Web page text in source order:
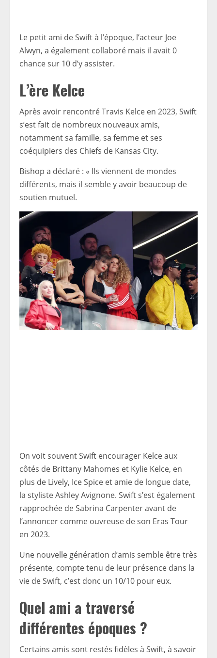
Le petit ami de Swift à l’époque, l’acteur Joe
Alwyn, a également collaboré mais il avait 0
chance sur 10 d’y assister.
L’ère Kelce
Après avoir rencontré Travis Kelce en 2023, Swift
s’est fait de nombreux nouveaux amis,
notamment sa famille, sa femme et ses
coéquipiers des Chiefs de Kansas City.
Bishop a déclaré : « Ils viennent de mondes
différents, mais il semble y avoir beaucoup de
soutien mutuel.
On voit souvent Swift encourager Kelce aux
côtés de Brittany Mahomes et Kylie Kelce, en
plus de Lively, Ice Spice et amie de longue date,
la styliste Ashley Avignone. Swift s’est également
rapprochée de Sabrina Carpenter avant de
l’annoncer comme ouvreuse de son Eras Tour
en 2023.
Une nouvelle génération d’amis semble être très
présente, compte tenu de leur présence dans la
vie de Swift, c’est donc un 10/10 pour eux.
Quel ami a traversé
différentes époques ?
Certains amis sont restés fidèles à Swift, à savoir